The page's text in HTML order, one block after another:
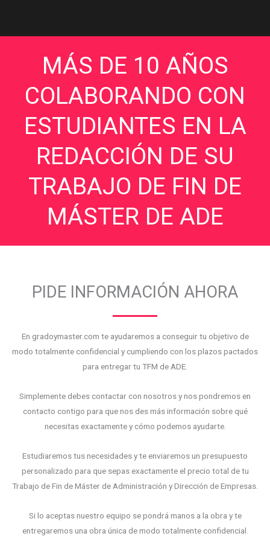
MÁS DE 10 AÑOS
COLABORANDO CON
ESTUDIANTES EN LA
REDACCIÓN DE SU
TRABAJO DE FIN DE
MÁSTER DE ADE
PIDE INFORMACIÓN AHORA
En gradoymaster.com te ayudaremos a conseguir tu objetivo de
modo totalmente confidencial y cumpliendo con los plazos pactados
para entregar tu TFM de ADE.
Simplemente debes contactar con nosotros y nos pondremos en
contacto contigo para que nos des más información sobre qué
necesitas exactamente y cómo podemos ayudarte.
Estudiaremos tus necesidades y te enviaremos un presupuesto
personalizado para que sepas exactamente el precio total de tu
Trabajo de Fin de Máster de Administración y Dirección de Empresas.
Si lo aceptas nuestro equipo se pondrá manos a la obra y te
entregaremos una obra única de modo totalmente confidencial.